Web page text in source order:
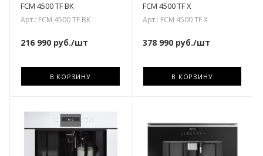
FCM 4500 TF BK
Арт.: FCM 4500 TF BK
216 990 руб./шт
В КОРЗИНУ
FCM 4500 TF X
Арт.: FCM 4500 TF X
378 990руб./шт
В КОРЗИНУ